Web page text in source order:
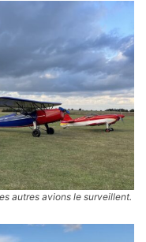
autres avions le surveillent.